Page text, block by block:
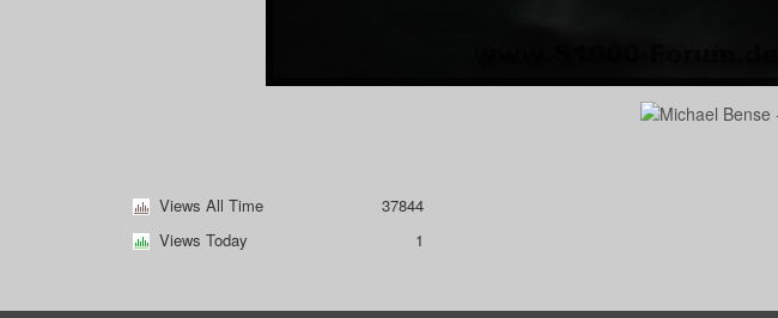
Views All Time
37844
Views Today
1